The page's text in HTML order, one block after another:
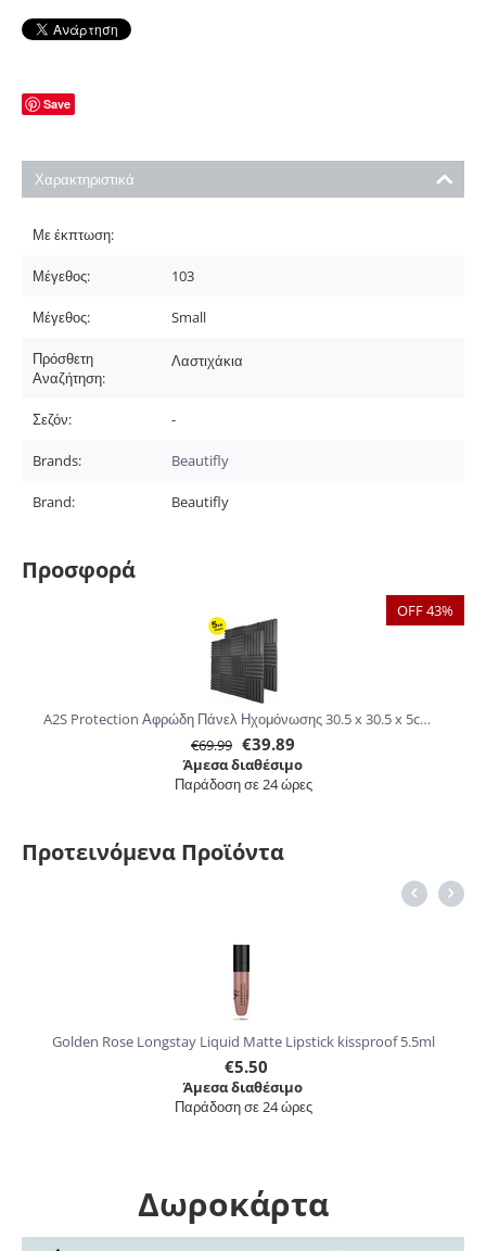
Save
Χαρακτηριστικά
Με έκπτωση:
Μέγεθος: 103
Μέγεθος: Small
Πρόσθετη
Αναζήτηση:
Λαστιχάκια
Σεζόν: -
Brands: Beautifly
Brand: Beautifly
Προσφορά
OFF 43%
A2S Protection Αφρώδη Πάνελ Ηχομόνωσης 30.5 x 30.5 x 5cm 24τμχ
€69.99 €39.89
Άμεσα διαθέσιμο
Παράδοση σε 24 ώρες
Προτεινόμενα Προϊόντα
Golden Rose Longstay Liquid Matte Lipstick kissproof 5.5ml
€5.50
Άμεσα διαθέσιμο
Παράδοση σε 24 ώρες
Δωροκάρτα